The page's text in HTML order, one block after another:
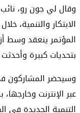
وقال لي جون رو،
الابتكار والتنمية،
بتحديات كبيرة
وسيحضر المشاركون
عبر الإنترنت
التنمية الجديدة في